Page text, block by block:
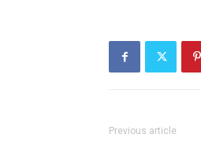
Previous article